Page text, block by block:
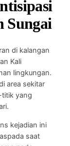
Sungai
di kalangan
Kali
lingkungan.
area sekitar
titik yang
kejadian ini
saat